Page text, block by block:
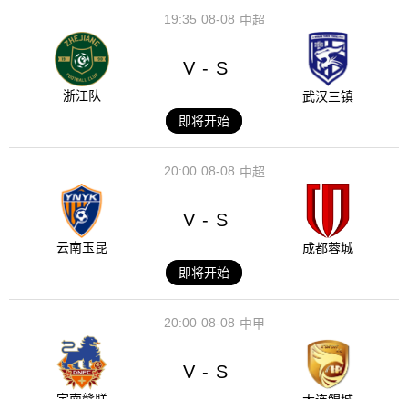
08-08
19:35 中超
浙江队
V - S
武汉三镇
即将开始
08-08
20:00 中超
云南玉昆
V - S
成都蓉城
即将开始
08-08
20:00 中甲
V - S